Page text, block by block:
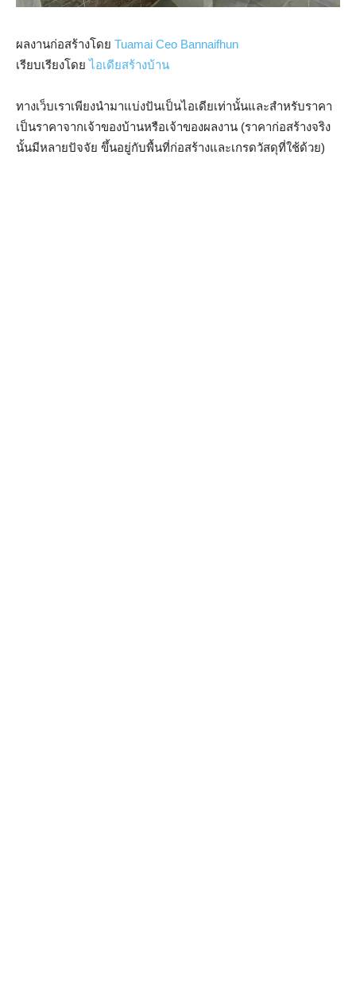
ผลงานก่อสร้างโดย Tuamai Ceo Bannaifhun
เรียบเรียงโดยไอเดียสร้างบ้าน
ทางเว็บเราเพียงนำมาแบ่งปันเป็นไอเดียเท่านั้นและสำหรับราคา
เป็นราคาจากเจ้าของบ้านหรือเจ้าของผลงาน (ราคาก่อสร้างจริง
นั้นมีหลายปัจจัย ขึ้นอยู่กับพื้นที่ก่อสร้างและเกรดวัสดุที่ใช้ด้วย)